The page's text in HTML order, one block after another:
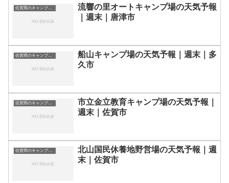
佐賀県のキャンプ場一覧
流響の里オートキャンプ場の天気予報
｜週末｜唐津市
佐賀県のキャンプ場一覧
船山キャンプ場の天気予報｜週末｜多
久市
佐賀県のキャンプ場一覧
市立金立教育キャンプ場の天気予報｜
週末｜佐賀市
佐賀県のキャンプ場一覧
北山国民休養地野営場の天気予報｜週
末｜佐賀市